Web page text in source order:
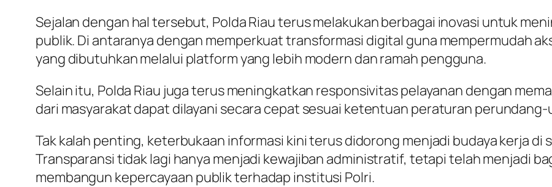
Sejalan dengan hal tersebut, Polda Riau terus melakukan berbagai inovasi untuk
publik. Di antaranya dengan memperkuat transformasi digital guna mempermudah
yang dibutuhkan melalui platform yang lebih modern dan ramah pengguna.
Selain itu, Polda Riau juga terus meningkatkan responsivitas pelayanan dengan
dari masyarakat dapat dilayani secara cepat sesuai ketentuan peraturan
Tak kalah penting, keterbukaan informasi kini terus didorong menjadi budaya kerja di
Transparansi tidak lagi hanya menjadi kewajiban administratif, tetapi telah menjadi
membangun kepercayaan publik terhadap institusi Polri.